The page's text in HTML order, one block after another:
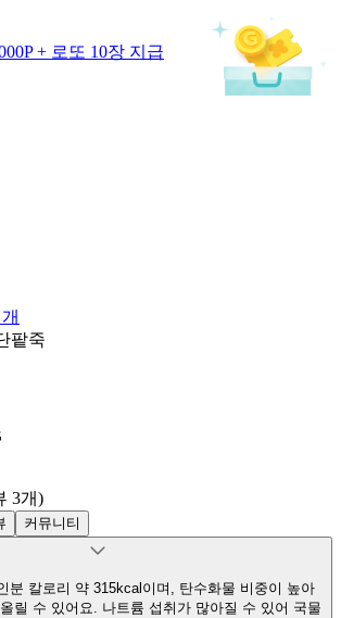
+ 로또 10장 지급
팥죽
3개)
커뮤니티
분 칼로리 약 315kcal이며, 탄수화물 비중이 높아
릴 수 있어요. 나트륨 섭취가 많아질 수 있어 국물